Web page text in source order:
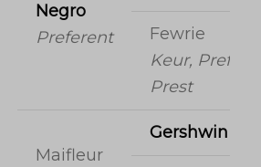
Negro
Preferent
Fewrie
Keur, Pref,
Prest
Maifleur
Gershwin